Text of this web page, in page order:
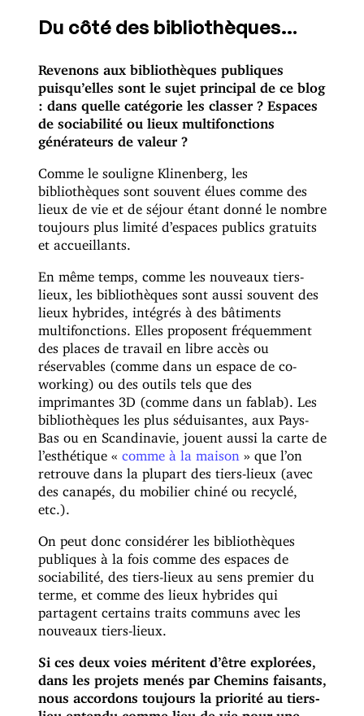
Du côté des bibliothèques…
Revenons aux bibliothèques publiques
puisqu’elles sont le sujet principal de ce blog
: dans quelle catégorie les classer ? Espaces
de sociabilité ou lieux multifonctions
générateurs de valeur ?
Comme le souligne Klinenberg, les
bibliothèques sont souvent élues comme des
lieux de vie et de séjour étant donné le nombre
toujours plus limité d’espaces publics gratuits
et accueillants.
En même temps, comme les nouveaux tiers-
lieux, les bibliothèques sont aussi souvent des
lieux hybrides, intégrés à des bâtiments
multifonctions. Elles proposent fréquemment
des places de travail en libre accès ou
réservables (comme dans un espace de co-
working) ou des outils tels que des
imprimantes 3D (comme dans un fablab). Les
bibliothèques les plus séduisantes, aux Pays-
Bas ou en Scandinavie, jouent aussi la carte de
l’esthétique «
comme à la maison
» que l’on
retrouve dans la plupart des tiers-lieux (avec
des canapés, du mobilier chiné ou recyclé,
etc.).
On peut donc considérer les bibliothèques
publiques à la fois comme des espaces de
sociabilité, des tiers-lieux au sens premier du
terme, et comme des lieux hybrides qui
partagent certains traits communs avec les
nouveaux tiers-lieux.
Si ces deux voies méritent d’être explorées,
dans les projets menés par Chemins faisants,
nous accordons toujours la priorité au tiers-
lieu entendu comme lieu de vie pour une